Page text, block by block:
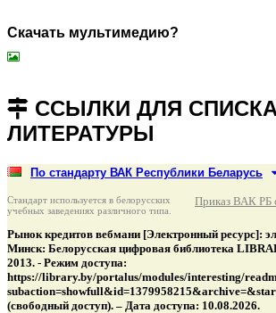
Скачать мультимедию?
ССЫЛКИ ДЛЯ
ЛИТЕРАТУРЫ
По стандарту ВАК Республики Беларусь
Приказ ВАК РБ
Стандарт используется в белорусских
учебных заведениях различного типа.
Рынок кредитов вебмани [Электронный ресурс]:
Минск: Белорусская цифровая библиотека
2013. - Режим доступа:
https://library.by/portalus/modules/interesting/
(свободный доступ). – Дата доступа: 10.08.2026.